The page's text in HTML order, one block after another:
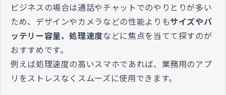
ビジネスの場合は通話やチャットでのやりとりが多い
ため、デザインやカメラなどの性能よりもサイズやバ
ッテリー容量、処理速度などに焦点を当てて探すのが
おすすめです。
例えば処理速度の高いスマホであれば、業務用のアプ
リをストレスなくスムーズに使用できます。